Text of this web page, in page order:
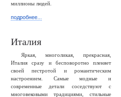
миллионы людей.
подробнее...
Италия
Яркая, многоликая, прекрасная,
Италия сразу и бесповоротно пленяет
своей пестротой и романтическим
настроением. Самые модные и
современные детали соседствуют с
многовековыми традициями, стильные